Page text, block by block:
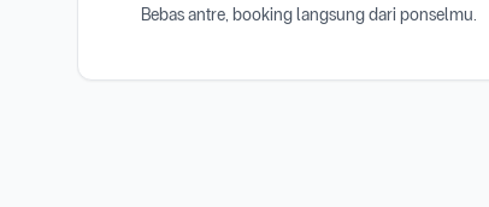
Bebas antre, booking langsung dari ponselmu.